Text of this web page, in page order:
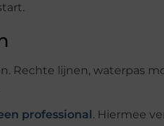
Rechte lijnen, waterpas
professional. Hiermee